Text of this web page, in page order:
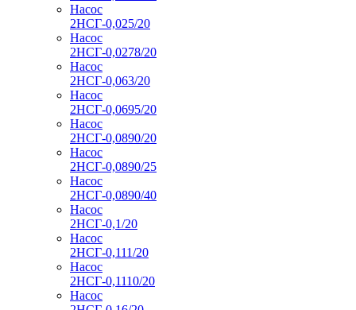
Насос
2НСГ-0,025/20
Насос
2НСГ-0,0278/20
Насос
2НСГ-0,063/20
Насос
2НСГ-0,0695/20
Насос
2НСГ-0,0890/20
Насос
2НСГ-0,0890/25
Насос
2НСГ-0,0890/40
Насос
2НСГ-0,1/20
Насос
2НСГ-0,111/20
Насос
2НСГ-0,1110/20
Насос